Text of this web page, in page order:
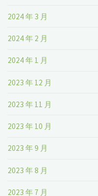
2024 年 3 月
2024 年 2 月
2024 年 1 月
2023 年 12 月
2023 年 11 月
2023 年 10 月
2023 年 9 月
2023 年 8 月
2023 年 7 月